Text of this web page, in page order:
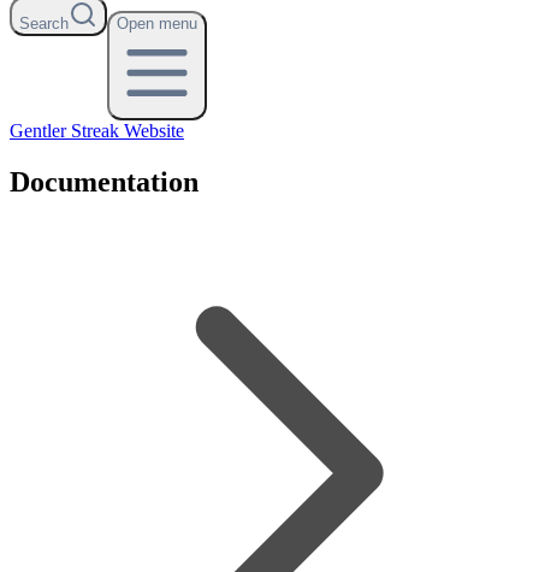
Search Open menu
Gentler Streak Website
Documentation